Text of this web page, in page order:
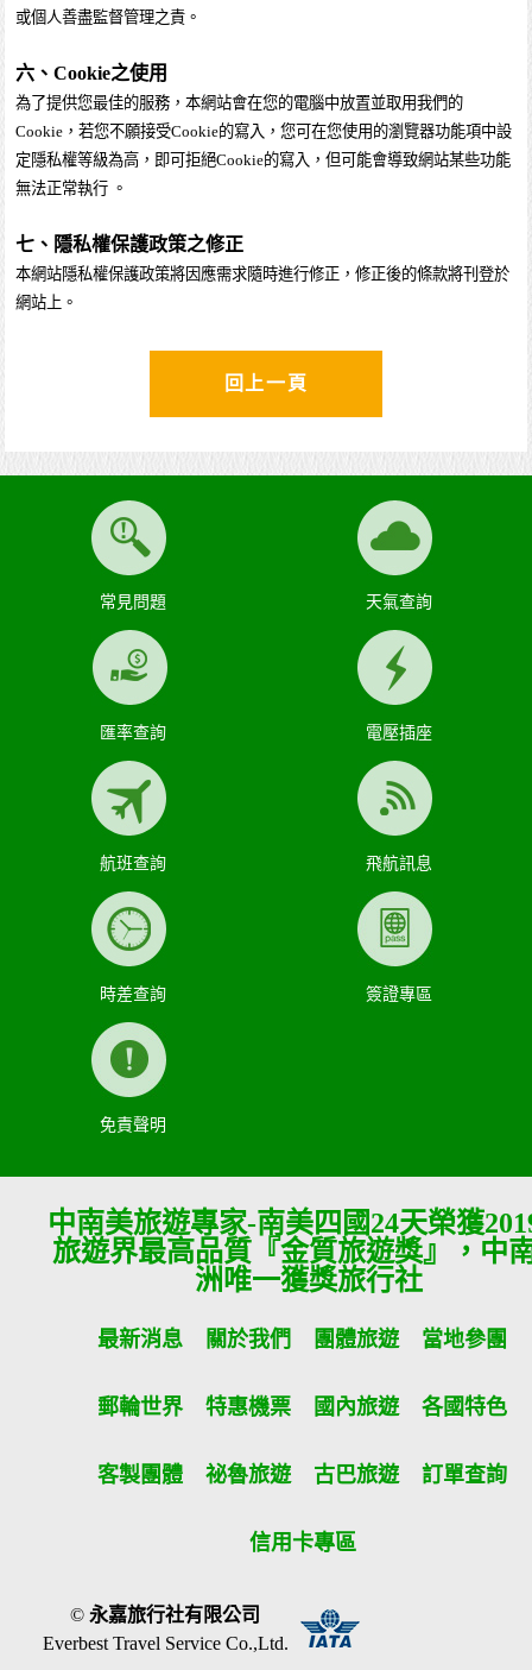
或個人善盡監督管理之責。
六、Cookie之使用
為了提供您最佳的服務，本網站會在您的電腦中放置並取用我們的
Cookie，若您不願接受Cookie的寫入，您可在您使用的瀏覽器功能項中設
定隱私權等級為高，即可拒絕Cookie的寫入，但可能會導致網站某些功能
無法正常執行 。
七、隱私權保護政策之修正
本網站隱私權保護政策將因應需求隨時進行修正，修正後的條款將刊登於
網站上。
回上一頁
常見問題 天氣查詢
匯率查詢 電壓插座
航班查詢 飛航訊息
時差查詢 簽證專區
免責聲明
中南美旅遊專家-南美四國24天榮獲
旅遊界最高品質『金質旅遊獎』，中
洲唯一獲獎旅行社
最新消息 關於我們 團體旅遊 當地參團
郵輪世界 特惠機票 國內旅遊 各國特色
客製團體 祕魯旅遊 古巴旅遊 訂單查詢
信用卡專區
©永嘉旅行社有限公司
Everbest Travel Service Co.,Ltd.